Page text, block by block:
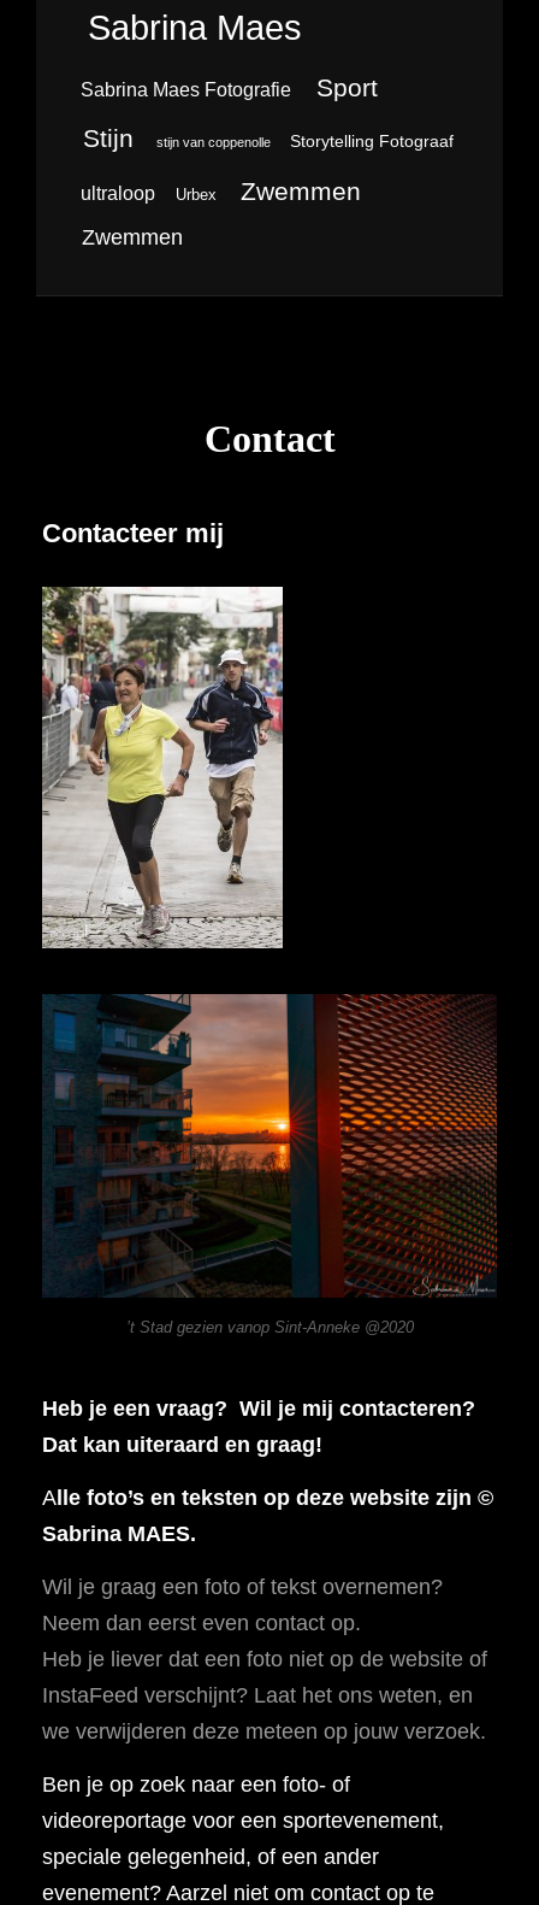
Sabrina Maes
Sabrina Maes Fotografie Sport
Stijn stijn van coppenolle Storytelling Fotograaf
ultraloop Urbex Zwemmen
Zwemmen
Contact
Contacteer mij
’t Stad gezien vanop Sint-Anneke @2020
Heb je een vraag? Wil je mij contacteren?
Dat kan uiteraard en graag!
Alle foto’s en teksten op deze website zijn ©
Sabrina MAES.
Wil je graag een foto of tekst overnemen?
Neem dan eerst even contact op.
Heb je liever dat een foto niet op de website of
InstaFeed verschijnt? Laat het ons weten, en
we verwijderen deze meteen op jouw verzoek.
Ben je op zoek naar een foto- of
videoreportage voor een sportevenement,
speciale gelegenheid, of een ander
evenement? Aarzel niet om contact op te